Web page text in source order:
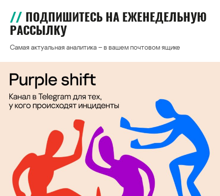
ПОДПИШИТЕСЬ НА ЕЖЕНЕДЕЛЬНУЮ
РАССЫЛКУ
Самая актуальная аналитика – в вашем почтовом ящике